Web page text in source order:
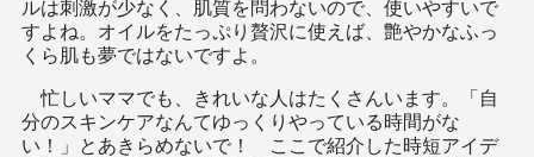
ルは刺激が少なく、肌質を問わないので、使いやすいで
すよね。オイルをたっぷり贅沢に使えば、艶やかなふっ
くら肌も夢ではないですよ。
忙しいママでも、きれいな人はたくさんいます。「自
分のスキンケアなんてゆっくりやっている時間がな
い！」とあきらめないで！ ここで紹介した時短アイデ